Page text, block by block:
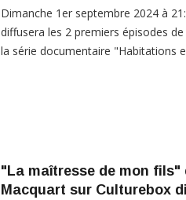
Dimanche 1er septembre 2024 à
diffusera les 2 premiers épisodes
la série documentaire "Habitations
"La maîtresse de mon fils"
Macquart sur Culturebox